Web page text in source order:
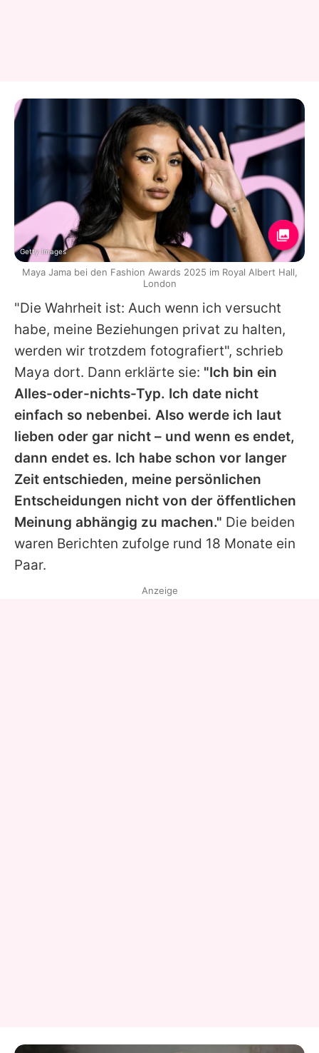
"Die Wahrheit ist: Auch wenn ich versucht
habe, meine Beziehungen privat zu halten,
werden wir trotzdem fotografiert", schrieb
Maya dort. Dann erklärte sie: "Ich bin ein
Alles-oder-nichts-Typ. Ich date nicht
einfach so nebenbei. Also werde ich laut
lieben oder gar nicht – und wenn es endet,
dann endet es. Ich habe schon vor langer
Zeit entschieden, meine persönlichen
Entscheidungen nicht von der öffentlichen
Meinung abhängig zu machen." Die beiden
waren Berichten zufolge rund 18 Monate ein
Paar.
Getty Images
Maya Jama bei den Fashion Awards 2025 im Royal Albert Hall,
London
Anzeige